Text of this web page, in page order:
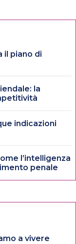
il piano di
la
indicazioni
l’intelligenza
penale
a vivere